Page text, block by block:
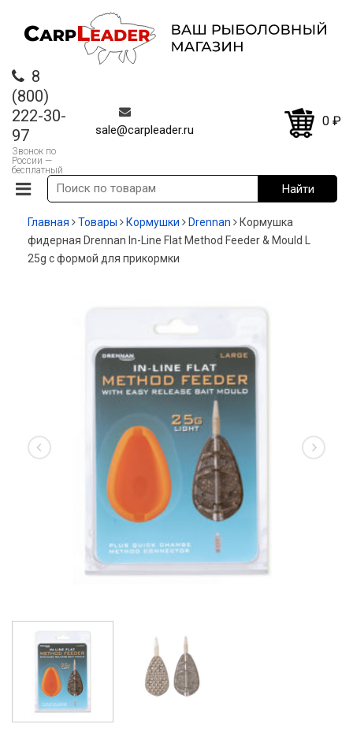
8
(800)
222-30-
97
Звонок по
России —
бесплатный
sale@carpleader.ru
0 ₽
Главная Товары Кормушки Drennan
Кормушка
фидерная Drennan In-Line Flat Method Feeder & Mould L
25g с формой для прикормки